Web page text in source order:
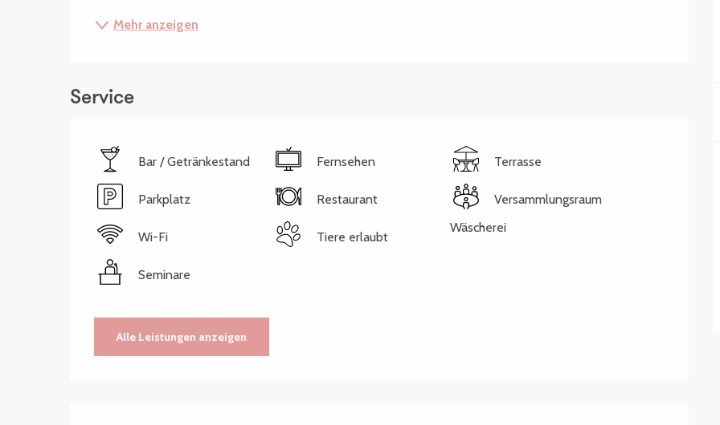
Mehr anzeigen
Service
Bar / Getränkestand Fernsehen Terrasse
Parkplatz Restaurant Versammlungsraum
Wi-Fi Tiere erlaubt
Wäscherei
Seminare
Alle Leistungen anzeigen